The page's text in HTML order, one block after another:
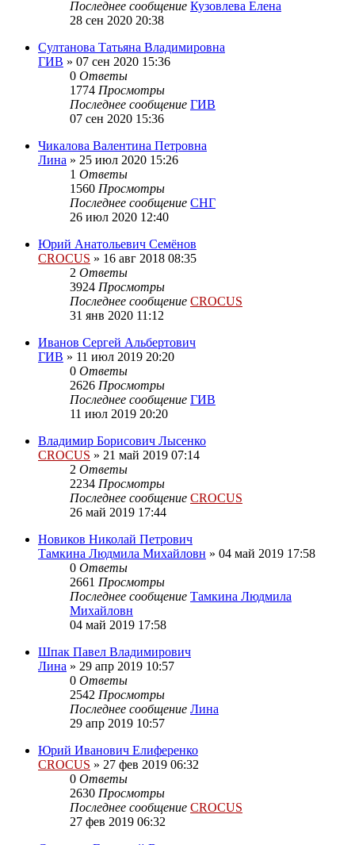
Последнее сообщение Кузовлева Елена
28 сен 2020 20:38
Султанова Татьяна Владимировна
ГИВ » 07 сен 2020 15:36
0 Ответы
1774 Просмотры
Последнее сообщение ГИВ
07 сен 2020 15:36
Чикалова Валентина Петровна
Лина » 25 июл 2020 15:26
1 Ответы
1560 Просмотры
Последнее сообщение СНГ
26 июл 2020 12:40
Юрий Анатольевич Семёнов
CROCUS » 16 авг 2018 08:35
2 Ответы
3924 Просмотры
Последнее сообщение CROCUS
31 янв 2020 11:12
Иванов Сергей Альбертович
ГИВ » 11 июл 2019 20:20
0 Ответы
2626 Просмотры
Последнее сообщение ГИВ
11 июл 2019 20:20
Владимир Борисович Лысенко
CROCUS » 21 май 2019 07:14
2 Ответы
2234 Просмотры
Последнее сообщение CROCUS
26 май 2019 17:44
Новиков Николай Петрович
Тамкина Людмила Михайловн » 04 май 2019 17:58
0 Ответы
2661 Просмотры
Последнее сообщение Тамкина Людмила
Михайловн
04 май 2019 17:58
Шпак Павел Владимирович
Лина » 29 апр 2019 10:57
0 Ответы
2542 Просмотры
Последнее сообщение Лина
29 апр 2019 10:57
Юрий Иванович Елиференко
CROCUS » 27 фев 2019 06:32
0 Ответы
2630 Просмотры
Последнее сообщение CROCUS
27 фев 2019 06:32